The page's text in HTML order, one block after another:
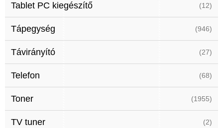
Tablet PC kiegészítő (12)
Tápegység (946)
Távirányító (27)
Telefon (68)
Toner (1955)
TV tuner (2)